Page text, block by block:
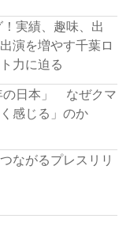
実績、趣味、出
演を増やす千葉ロ
力に迫る
の日本」 なぜクマ
感じる」のか
ながるプレスリリ